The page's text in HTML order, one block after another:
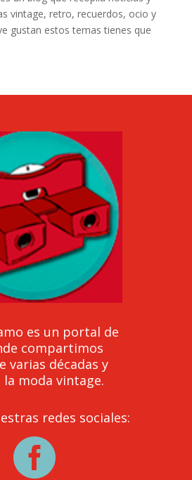
vintage, retro, recuerdos, ocio y
gustan estos temas tienes que
es un portal de
compartimos
varias décadas y
moda vintage.
redes sociales:
